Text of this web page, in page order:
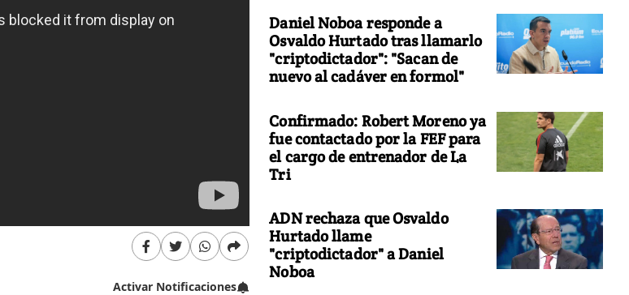
Activar Notificaciones
Daniel Noboa responde a
Osvaldo Hurtado tras llamarlo
"criptodictador": "Sacan de
nuevo al cadáver en formol"
Confirmado: Robert Moreno ya
fue contactado por la FEF para
el cargo de entrenador de La
Tri
ADN rechaza que Osvaldo
Hurtado llame
"criptodictador" a Daniel
Noboa